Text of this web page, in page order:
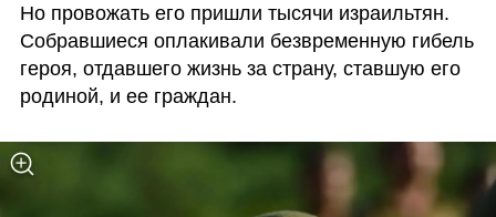
Но провожать его пришли тысячи израильтян.
Собравшиеся оплакивали безвременную гибель
героя, отдавшего жизнь за страну, ставшую его
родиной, и ее граждан.